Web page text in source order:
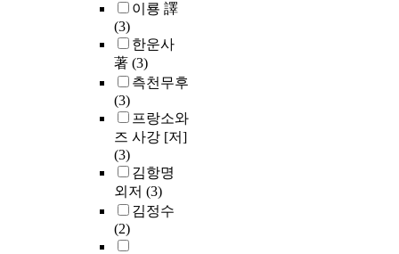
이룡 譯
(3)
한운사
著 (3)
측천무후
(3)
프랑소와
즈 사강 [저]
(3)
김항명
외저 (3)
김정수
(2)